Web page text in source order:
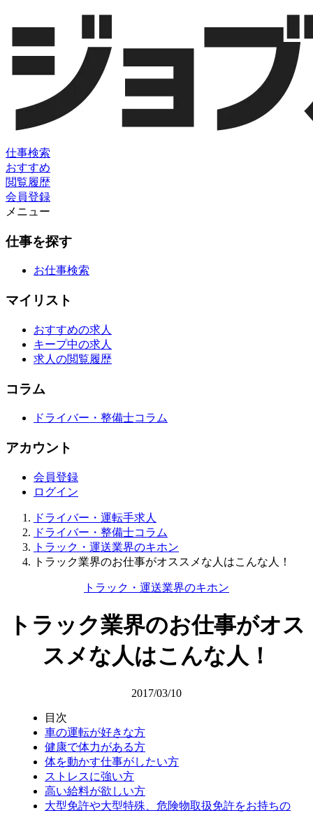
仕事検索
おすすめ
閲覧履歴
会員登録
メニュー
仕事を探す
お仕事検索
マイリスト
おすすめの求人
キープ中の求人
求人の閲覧履歴
コラム
ドライバー・整備士コラム
アカウント
会員登録
ログイン
ドライバー・運転手求人
ドライバー・整備士コラム
トラック・運送業界のキホン
トラック業界のお仕事がオススメな人はこんな人！
トラック・運送業界のキホン
トラック業界のお仕事がオス
スメな人はこんな人！
2017/03/10
目次
車の運転が好きな方
健康で体力がある方
体を動かす仕事がしたい方
ストレスに強い方
高い給料が欲しい方
大型免許や大型特殊、危険物取扱免許をお持ちの